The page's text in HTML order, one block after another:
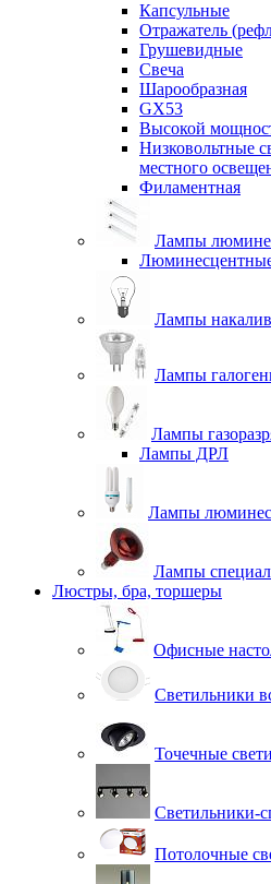
Капсульные
Отражатель
Грушевидные
Свеча
Шарообразная
GX53
Высокой
Низковольтные
местного
Филаментная
Лампы
Лампы
Лампы
Лампы
Лампы ДРЛ
Лампы
Лампы
Люстры, бра, торшеры
Офисные
Светильники
Точечные
Светильники-
Потолочные